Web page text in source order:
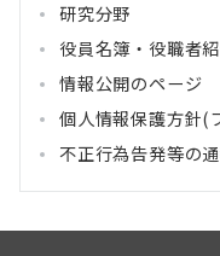
研究分野
役員名簿・役職者
情報公開のページ
個人情報保護方針(
不正行為告発等の